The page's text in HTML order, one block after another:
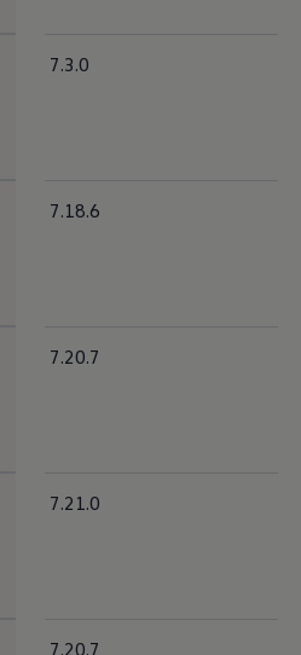
7.3.0
7.18.6
7.20.7
7.21.0
7.20.7